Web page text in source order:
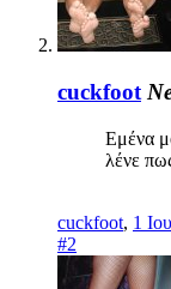
cuckfoot
Εμένα
λένε
cuckfoot, 1
#2